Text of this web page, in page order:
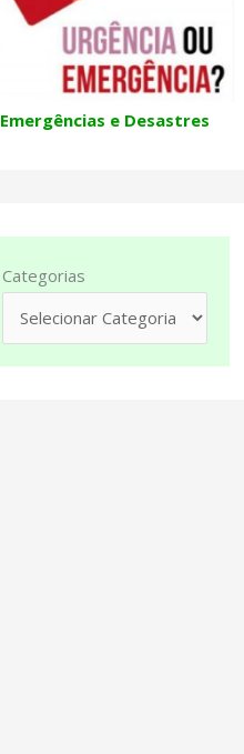
Emergências e Desastres
Categorias